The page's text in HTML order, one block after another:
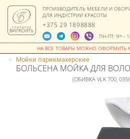
ПРОИЗВОДИТЕЛЬ МЕБЕЛИ И
ДЛЯ ИНДУСТРИИ КРАСОТЫ
+375 29 1898888
ПН-ПТ: 900-
> Мойки парикмахерские
БОЛЬСЕНА МОЙКА ДЛЯ
(ОБИВКА VLK 700,